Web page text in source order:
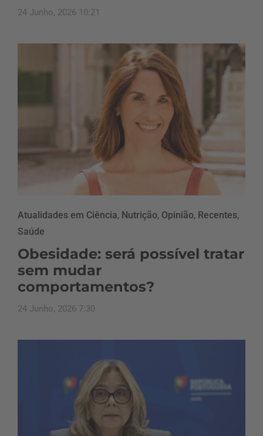
24 Junho, 2026 10:21
Atualidades em Ciência, Nutrição, Opinião, Recentes,
Saúde
Obesidade: será possível tratar
sem mudar
comportamentos?
24 Junho, 2026 7:30